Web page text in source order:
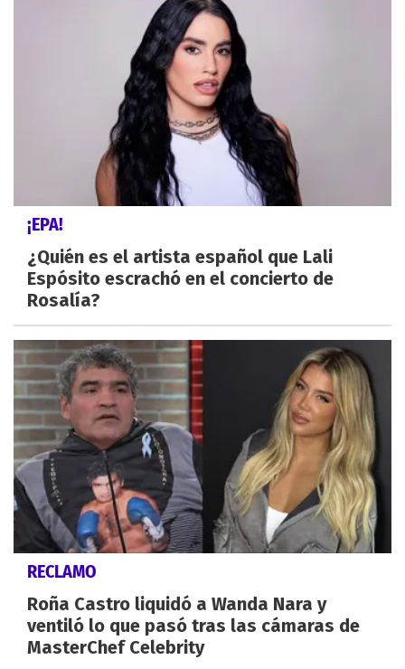
¡EPA!
¿Quién es el artista español que Lali
Espósito escrachó en el concierto de
Rosalía?
RECLAMO
Roña Castro liquidó a Wanda Nara y
ventiló lo que pasó tras las cámaras de
MasterChef Celebrity